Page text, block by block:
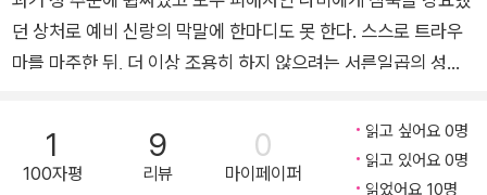
던 상처로 예비 신랑의 막말에 한마디도 못 한다. 스스로 트라우
마를 마주한 뒤, 더 이상 조용히 하지 않으려는 서른일곱의 성장
1
100자평
9
리뷰
0
마이페이퍼
읽고 싶어요 0명
읽고 있어요 0명
읽었어요 10명